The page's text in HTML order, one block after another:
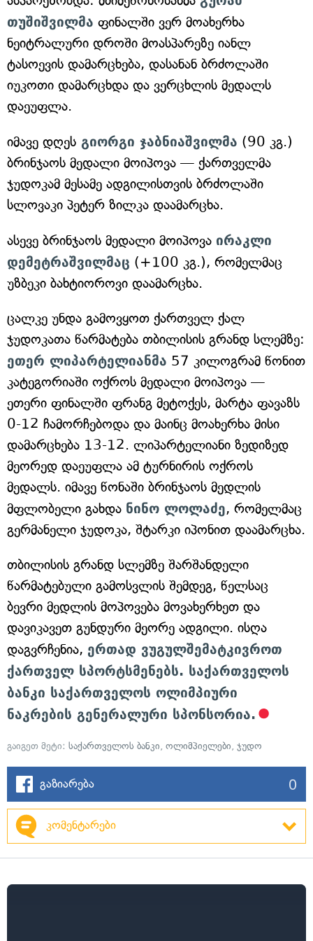
თუშიშვილმა ფინალში ვერ მოახერხა
ნეიტრალური დროში მოასპარეზე იანლ
ტასოევის დამარცხება, დასანან ბრძოლაში
იუკოთი დამარცხდა და ვერცხლის მედალს
დაეუფლა.
იმავე დღეს გიორგი ჯაბნიაშვილმა (90 კგ.)
ბრინჯაოს მედალი მოიპოვა — ქართველმა
ჯუდოკამ მესამე ადგილისთვის ბრძოლაში
სლოვაკი პეტერ ზილკა დაამარცხა.
ასევე ბრინჯაოს მედალი მოიპოვა ირაკლი
დემეტრაშვილმაც (+100 კგ.), რომელმაც
უზბეკი ბახტიოროვი დაამარცხა.
ცალკე უნდა გამოვყოთ ქართველ ქალ
ჯუდოკათა წარმატება თბილისის გრანდ სლემზე:
ეთერ ლიპარტელიანმა 57 კილოგრამ წონით
კატეგორიაში ოქროს მედალი მოიპოვა —
ეთერი ფინალში ფრანგ მეტოქეს, მარტა ფავაზს
0-12 ჩამორჩებოდა და მაინც მოახერხა მისი
დამარცხება 13-12. ლიპარტელიანი ზედიზედ
მეორედ დაეუფლა ამ ტურნირის ოქროს
მედალს. იმავე წონაში ბრინჯაოს მედლის
მფლობელი გახდა ნინო ლოლაძე, რომელმაც
გერმანელი ჯუდოკა, შტარკი იპონით დაამარცხა.
თბილისის გრანდ სლემზე შარშანდელი
წარმატებული გამოსვლის შემდეგ, წელსაც
ბევრი მედლის მოპოვება მოვახერხეთ და
დავიკავეთ გუნდური მეორე ადგილი. ისღა
დაგვრჩენია, ერთად ვუგულშემატკივროთ
ქართველ სპორტსმენებს. საქართველოს
ბანკი საქართველოს ოლიმპიური
ნაკრების გენერალური სპონსორია.
გაიგეთ მეტი: საქართველოს ბანკი, ოლიმპიელები, ჯუდო
გაზიარება 0
კომენტარები